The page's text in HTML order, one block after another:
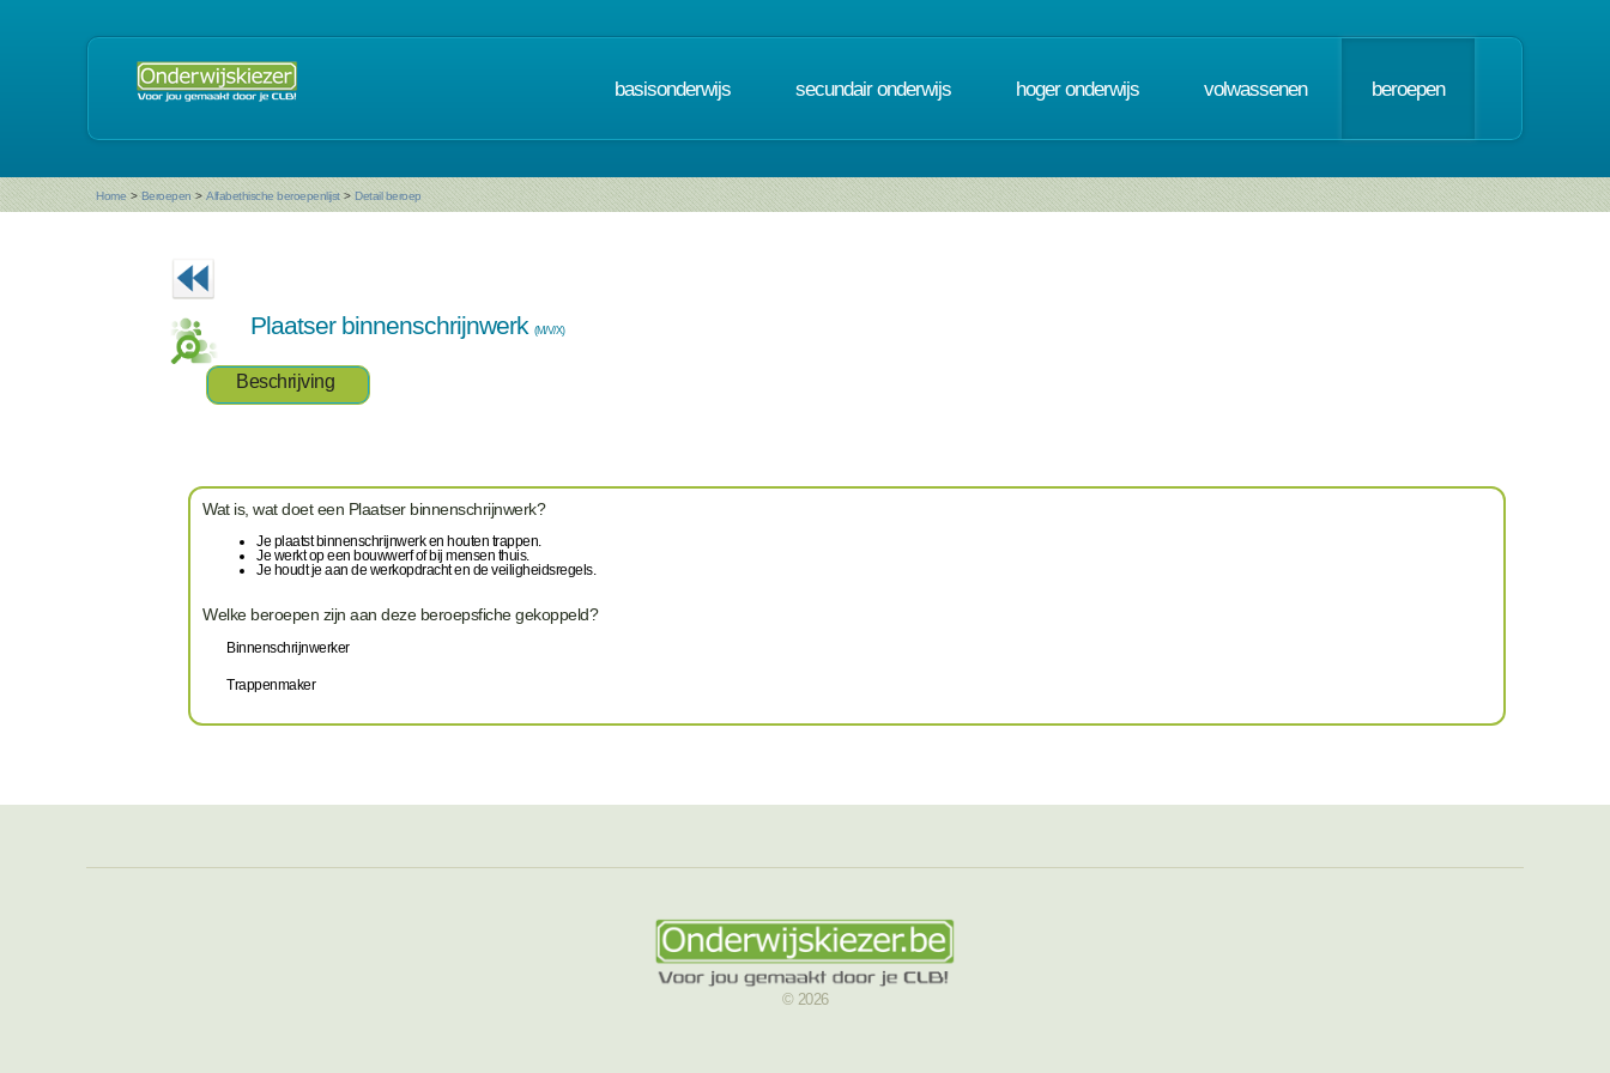
basisonderwijs secundair onderwijs hoger onderwijs volwassenen beroepen
Home > Beroepen > Alfabethische beroepenlijst > Detail beroep
Plaatser binnenschrijnwerk (M/V/X)
Beschrijving
Wat is, wat doet een Plaatser binnenschrijnwerk?
Je plaatst binnenschrijnwerk en houten trappen.
Je werkt op een bouwwerf of bij mensen thuis.
Je houdt je aan de werkopdracht en de veiligheidsregels.
Welke beroepen zijn aan deze beroepsfiche gekoppeld?
Binnenschrijnwerker
Trappenmaker
© 2026